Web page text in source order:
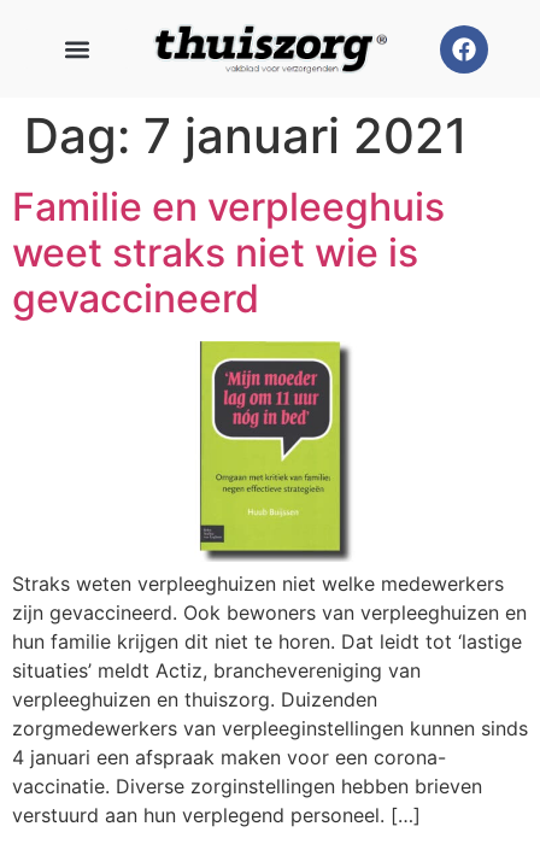
Dag: 7 januari 2021
Familie en verpleeghuis
weet straks niet wie is
gevaccineerd
Straks weten verpleeghuizen niet welke medewerkers
zijn gevaccineerd. Ook bewoners van verpleeghuizen en
hun familie krijgen dit niet te horen. Dat leidt tot ‘lastige
situaties’ meldt Actiz, branchevereniging van
verpleeghuizen en thuiszorg. Duizenden
zorgmedewerkers van verpleeginstellingen kunnen sinds
4 januari een afspraak maken voor een corona-
vaccinatie. Diverse zorginstellingen hebben brieven
verstuurd aan hun verplegend personeel. […]